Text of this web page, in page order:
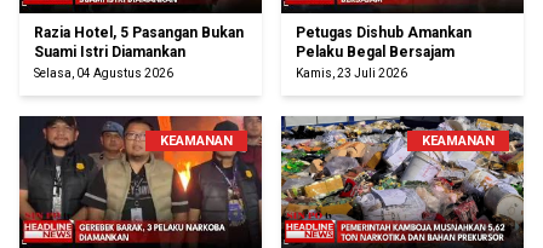
Razia Hotel, 5 Pasangan Bukan
Suami Istri Diamankan
Selasa, 04 Agustus 2026
Petugas Dishub Amankan
Pelaku Begal Bersajam
Kamis, 23 Juli 2026
KEAMANAN KEAMANAN